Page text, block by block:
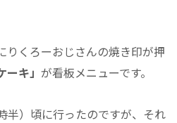
りくろーおじさんの焼き印が押
ーキ」 が看板メニューです。
半）頃に行ったのですが、それ